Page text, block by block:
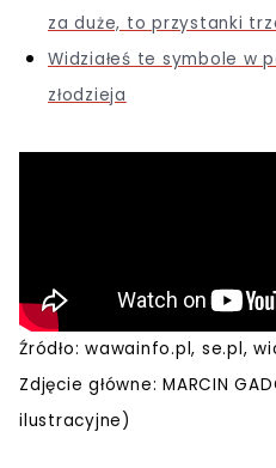
za duże, to przystanki
Widziałeś te symbole w
złodzieja
Źródło: wawainfo.pl, se.pl,
Zdjęcie główne: MARCIN
ilustracyjne)